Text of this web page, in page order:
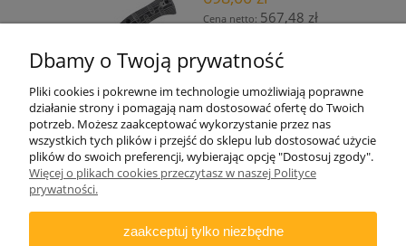
Cena netto: 567,48 zł
dostępności
Nóż FOX Ferox G10 Black by Tommaso
Rumici (FX-630 B)
Dbamy o Twoją prywatność
Pliki cookies i pokrewne im technologie umożliwiają poprawne
działanie strony i pomagają nam dostosować ofertę do Twoich
potrzeb. Możesz zaakceptować wykorzystanie przez nas
wszystkich tych plików i przejść do sklepu lub dostosować użycie
plików do swoich preferencji, wybierając opcję "Dostosuj zgody".
Więcej o plikach cookies przeczytasz w naszej Polityce
prywatności.
zaakceptuj tylko niezbędne